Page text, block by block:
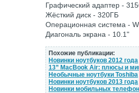
Графический адаптер -
Жёсткий диск - 320ГБ
Операционная система -
Диагональ экрана - 10.1"
Похожие публикации:
Новинки ноутбуков 2012 года
13” MacBook Air: плюсы и
Необычные ноутбуки Toshiba
Новинки ноутбуков 2013 года
Новинки мобильных